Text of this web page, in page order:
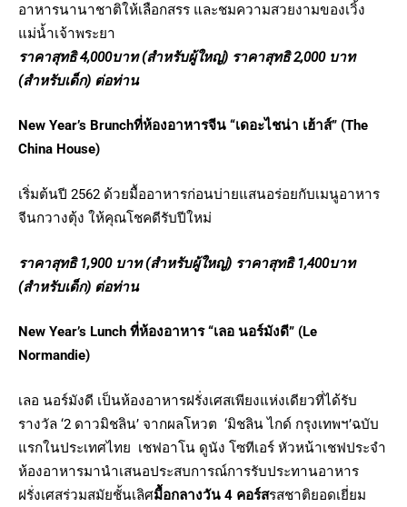
อาหารนานาชาติให้เลือกสรร และชมความสวยงามของเวิ้ง
แม่น้ำเจ้าพระยา
ราคาสุทธิ4,000บาท (สำหรับผู้ใหญ่) ราคาสุทธิ2,000 บาท
(สำหรับเด็ก) ต่อท่าน
New Year’s Brunchที่ห้องอาหารจีน “เดอะไชน่า เฮ้าส์” (The
China House)
เริ่มต้นปี 2562 ด้วยมื้ออาหารก่อนบ่ายแสนอร่อยกับเมนูอาหาร
จีนกวางตุ้ง ให้คุณโชคดีรับปีใหม่
ราคาสุทธิ1,900 บาท (สำหรับผู้ใหญ่) ราคาสุทธิ1,400บาท
(สำหรับเด็ก) ต่อท่าน
New Year’s Lunch ที่ห้องอาหาร “เลอ นอร์มังดี” (Le
Normandie)
เลอ นอร์มังดี เป็นห้องอาหารฝรั่งเศสเพียงแห่งเดียวที่ได้รับ
รางวัล ‘2 ดาวมิชลิน’ จากผลโหวต ‘มิชลิน ไกด์ กรุงเทพฯ’ฉบับ
แรกในประเทศไทย เชฟอาโน ดูนัง โซทีเอร์ หัวหน้าเชฟประจำ
ห้องอาหารมานำเสนอประสบการณ์การรับประทานอาหาร
ฝรั่งเศสร่วมสมัยชั้นเลิศมื้อกลางวัน 4 คอร์สรสชาติยอดเยี่ยม